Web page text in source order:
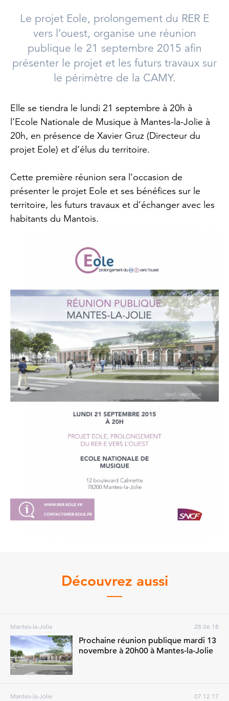
Le projet Eole, prolongement du RER E
vers l’ouest, organise une réunion
publique le 21 septembre 2015 afin
présenter le projet et les futurs travaux sur
le périmètre de la CAMY.
Elle se tiendra le lundi 21 septembre à 20h à
l’Ecole Nationale de Musique à Mantes-la-Jolie à
20h, en présence de Xavier Gruz (Directeur du
projet Eole) et d’élus du territoire.
Cette première réunion sera l’occasion de
présenter le projet Eole et ses bénéfices sur le
territoire, les futurs travaux et d’échanger avec les
habitants du Mantois.
Découvrez aussi
Mantes-la-Jolie 28 06 18
Prochaine réunion publique mardi 13
novembre à 20h00 à Mantes-la-Jolie
Mantes-la-Jolie 07 12 17